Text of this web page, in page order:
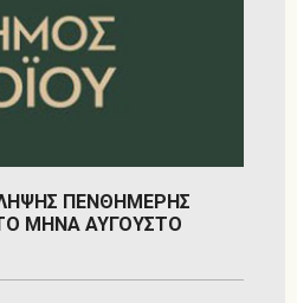
ΠΕΝΘΗΜΕΡΗΣ
ΜΗΝΑ ΑΥΓΟΥΣΤΟ